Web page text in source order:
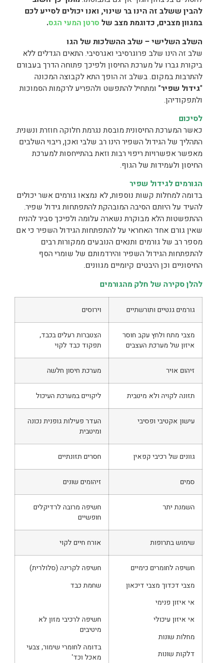
להבין ששלב זה הינו בר שינוי, ואנו יכולים לסייע לכם
במגוון מצבים, כדוגמת מצב של סרטן המעי הגס.
השלב השלישי – שלב ההשלכות של הגו
שלב זה הינו שלב פרוגרסיבי ואגרסיבי. התאים הגדלים ללא
ביקורת גברו על מערכת החיסון ולפיכך פתוחה הדרך בעבורם
להתרבות במקום. בשלב זה הופך התא לקבוצה המכונה
"גידול שפיר" ומתחיל להתפשט ולהפריע לרקמות הסמוכות
ולתפקודיהן.
לסיכום
כאשר המערכת החיסונית מובסת נגרמת חלוקה חוזרת ונשנית.
התהליך של הגידול השפיר הינו רב שלבי ואכן, ריבוי השלבים
מאפשר אפשרויות ריפוי רבות וזאת בהתייחסות למערכת
החיסון ולעמידות של הגוף.
הגורמים לגידול שפיר
בדומה למחלות קשות נוספות, לא נמצאו גורמים אשר יכולים
להעיד על היותם הסיבה המובהקת להתפתחות גידול שפיר.
ההתפשטות הלא מבוקרת נשארה עלומה ולפיכך סביר להניח
שאין גורם אחד האחראי על להתפתחות הגידול השפיר כי אם
מספר רב של גורמים ותנאים הנובעים ממקורות רבים
להתפתחות הגידול השפיר והירדמותם של שומרי הסף
החיסוניים וכן היבטים קיומיים מגוונים.
להלן סקירה של חלק מהגורמים
גורמים גנטיים ותורשתיים וירוסים
מצבי מתח ולחץ עקב חוסר
איזון של מערכת העצבים
הצטברות רעלים בכבד,
תפקוד כבד לקוי
זיהום אויר מערכת חיסון חלשה
תזונה לקויה ולא מיטבית ליקויים במערכת העיכול
עישון אקטיבי ופסיבי
העדר פעילות גופנית נכונה
ומיטבית
גוונים של רכיבי קפאין חסרים תזונתיים
סמים זיהומים שונים
השמנת יתר
חשיפה מרובה לרדיקלים
חופשיים
שימוש בתרופות אורח חיים לקוי
חשיפה לחומרים כימיים
מצבי דכדוך מצבי דיכאון
אי איזון פנימי
אי איזון עיכולי
מחלות שונות
דלקות שונות
חשיפה לקרינה (סלולרית)
שחמת כבד
חשיפה לרכיבי מזון לא
מיטיבים
בדומה לחומרי שימור, צבעי
מאכל וכד'